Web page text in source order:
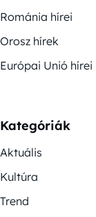
Románia hírei
Orosz hírek
Európai Unió hírei
Kategóriák
Aktuális
Kultúra
Trend